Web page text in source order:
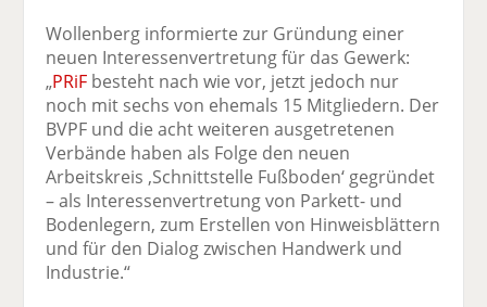
Wollenberg informierte zur Gründung einer
neuen Interessenvertretung für das Gewerk:
„PRiF besteht nach wie vor, jetzt jedoch nur
noch mit sechs von ehemals 15 Mitgliedern. Der
BVPF und die acht weiteren ausgetretenen
Verbände haben als Folge den neuen
Arbeitskreis ,Schnittstelle Fußboden‘ gegründet
– als Interessenvertretung von Parkett- und
Bodenlegern, zum Erstellen von Hinweisblättern
und für den Dialog zwischen Handwerk und
Industrie.“